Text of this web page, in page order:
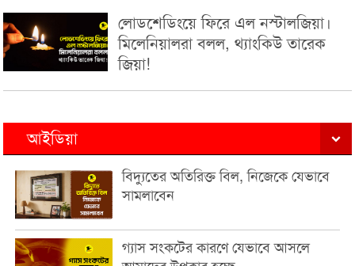
লোডশেডিংয়ে ফিরে এল নস্টালজিয়া।
মিলেনিয়ালরা বলল, থ্যাংকিউ তারেক
জিয়া!
আইডিয়া
বিদ্যুতের অতিরিক্ত বিল, নিজেকে যেভাবে
সামলাবেন
গ্যাস সংকটের কারণে যেভাবে আসলে